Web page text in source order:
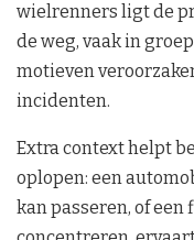
wielrenners ligt de
de weg, vaak in
motieven
incidenten.
Extra context helpt
oplopen: een
kan passeren, of een